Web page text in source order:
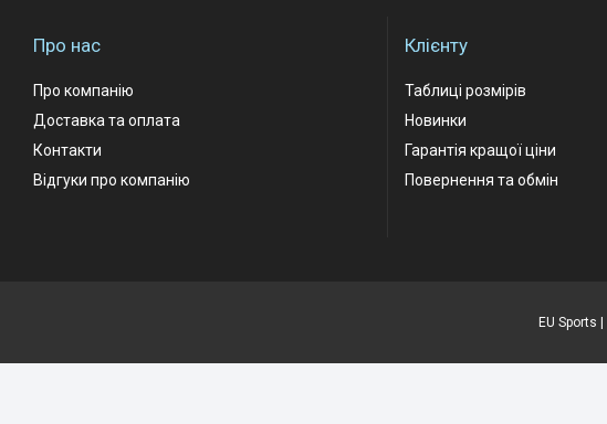
Про нас
Про компанію
Доставка та оплата
Контакти
Відгуки про компанію
Клієнту
Таблиці розмірів
Новинки
Гарантія кращої ціни
Повернення та обмін
EU Sports |